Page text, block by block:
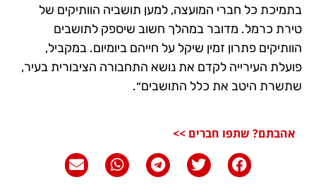
בתמיכת כל חברי המועצה, למען תושביה הוותיקים של
טירת כרמל. מדובר במהלך חשוב שיספק לתושבים
הוותיקים פתרון זמין שיקל על חייהם ביומיום. במקביל,
פועלת העירייה לקדם את נושא התחבורה הציבורית בעיר,
שתשרת היטב את כלל התושבים״.
אהבתם? שתפו חברים >>